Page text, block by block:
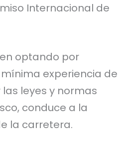
Internacional de
optando por
experiencia de
leyes y normas
conduce a la
la carretera.